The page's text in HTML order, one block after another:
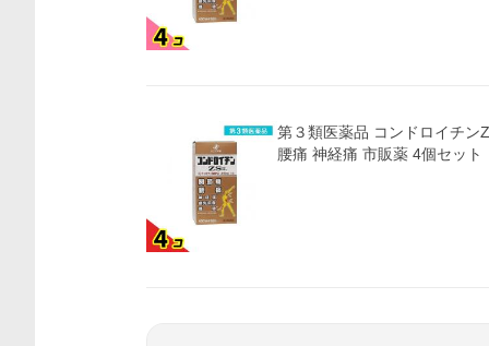
第３類医薬品 コンドロイチン
腰痛 神経痛 市販薬 4個セット